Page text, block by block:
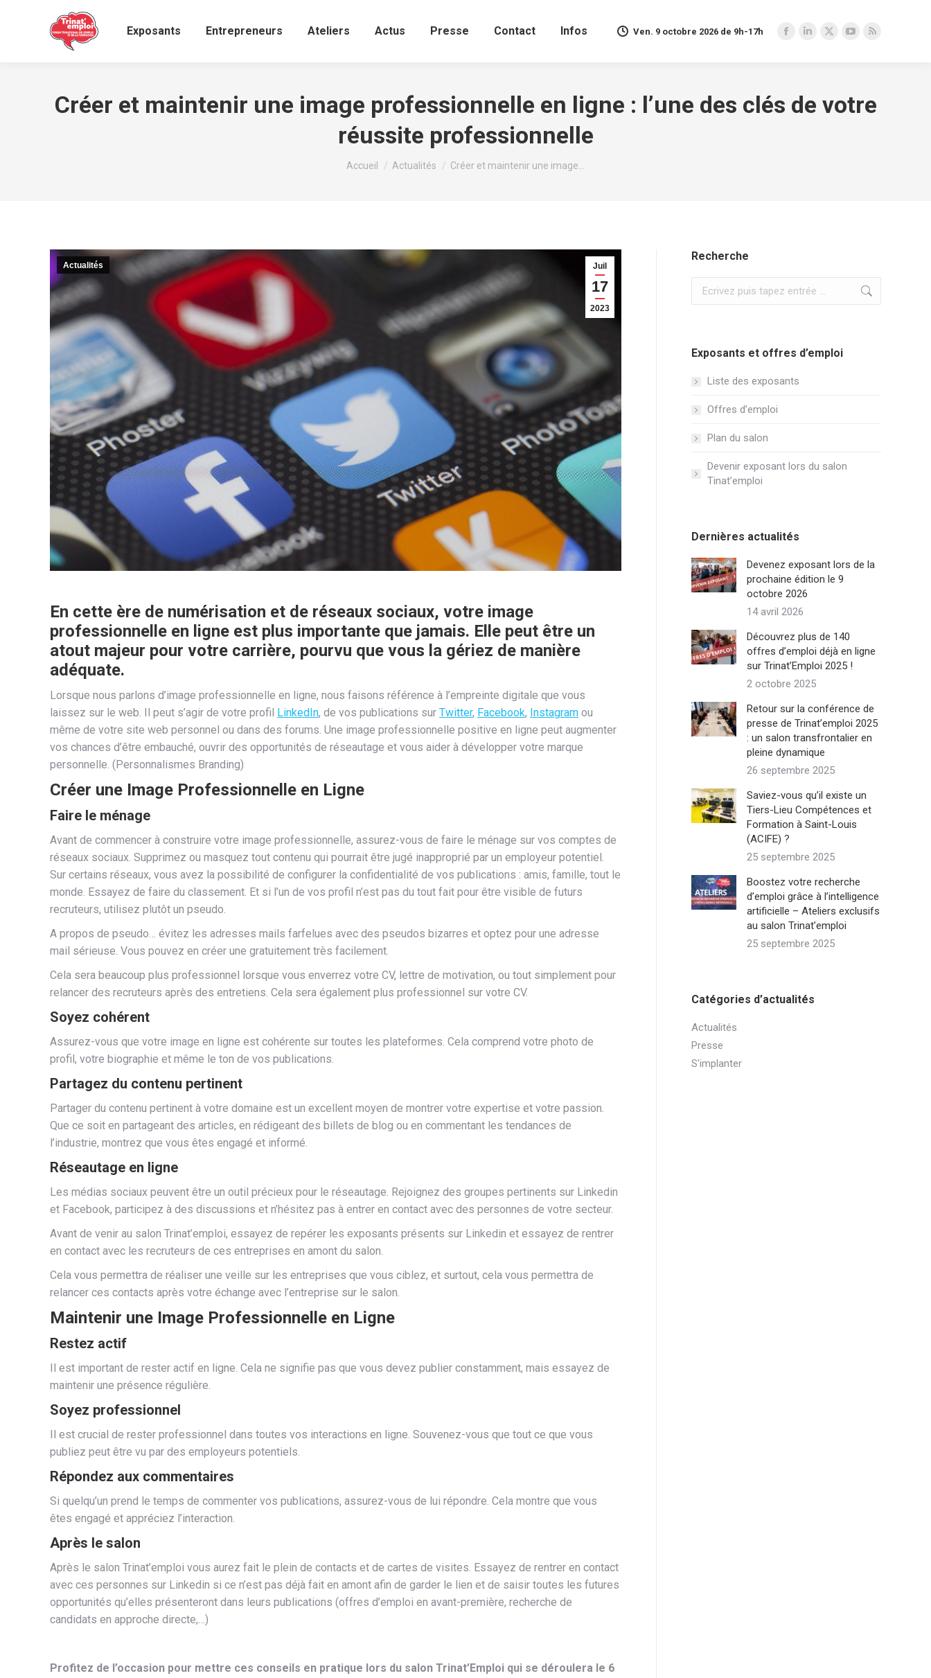
Exposants Entrepreneurs Ateliers Actus Presse Contact Infos Ven. 9 octobre 2026 de 9h-17h
Facebook
new
LinkedIn
new
X
new
YouTube
new
RSS
new
Créer et maintenir une image professionnelle en ligne : l’une des clés de votre
réussite professionnelle
Vous êtes ici :
Accueil Actualités Créer et maintenir une image…
Juil
17
2023
Actualités
En cette ère de numérisation et de réseaux sociaux, votre image
professionnelle en ligne est plus importante que jamais. Elle peut être un
atout majeur pour votre carrière, pourvu que vous la gériez de manière
adéquate.
Lorsque nous parlons d’image professionnelle en ligne, nous faisons référence à l’empreinte digitale que vous
laissez sur le web. Il peut s’agir de votre profil LinkedIn, de vos publications sur Twitter, Facebook, Instagram ou
même de votre site web personnel ou dans des forums. Une image professionnelle positive en ligne peut augmenter
vos chances d’être embauché, ouvrir des opportunités de réseautage et vous aider à développer votre marque
personnelle. (Personnalismes Branding)
Créer une Image Professionnelle en Ligne
Faire le ménage
Avant de commencer à construire votre image professionnelle, assurez-vous de faire le ménage sur vos comptes de
réseaux sociaux. Supprimez ou masquez tout contenu qui pourrait être jugé inapproprié par un employeur potentiel.
Sur certains réseaux, vous avez la possibilité de configurer la confidentialité de vos publications : amis, famille, tout le
monde. Essayez de faire du classement. Et si l’un de vos profil n’est pas du tout fait pour être visible de futurs
recruteurs, utilisez plutôt un pseudo.
A propos de pseudo… évitez les adresses mails farfelues avec des pseudos bizarres et optez pour une adresse
mail sérieuse. Vous pouvez en créer une gratuitement très facilement.
Cela sera beaucoup plus professionnel lorsque vous enverrez votre CV, lettre de motivation, ou tout simplement pour
relancer des recruteurs après des entretiens. Cela sera également plus professionnel sur votre CV.
Soyez cohérent
Assurez-vous que votre image en ligne est cohérente sur toutes les plateformes. Cela comprend votre photo de
profil, votre biographie et même le ton de vos publications.
Partagez du contenu pertinent
Partager du contenu pertinent à votre domaine est un excellent moyen de montrer votre expertise et votre passion.
Que ce soit en partageant des articles, en rédigeant des billets de blog ou en commentant les tendances de
l’industrie, montrez que vous êtes engagé et informé.
Réseautage en ligne
Les médias sociaux peuvent être un outil précieux pour le réseautage. Rejoignez des groupes pertinents sur Linkedin
et Facebook, participez à des discussions et n’hésitez pas à entrer en contact avec des personnes de votre secteur.
Avant de venir au salon Trinat’emploi, essayez de repérer les exposants présents sur Linkedin et essayez de rentrer
en contact avec les recruteurs de ces entreprises en amont du salon.
Cela vous permettra de réaliser une veille sur les entreprises que vous ciblez, et surtout, cela vous permettra de
relancer ces contacts après votre échange avec l’entreprise sur le salon.
Maintenir une Image Professionnelle en Ligne
Restez actif
Il est important de rester actif en ligne. Cela ne signifie pas que vous devez publier constamment, mais essayez de
maintenir une présence régulière.
Soyez professionnel
Il est crucial de rester professionnel dans toutes vos interactions en ligne. Souvenez-vous que tout ce que vous
publiez peut être vu par des employeurs potentiels.
Répondez aux commentaires
Si quelqu’un prend le temps de commenter vos publications, assurez-vous de lui répondre. Cela montre que vous
êtes engagé et appréciez l’interaction.
Après le salon
Après le salon Trinat’emploi vous aurez fait le plein de contacts et de cartes de visites. Essayez de rentrer en contact
avec ces personnes sur Linkedin si ce n’est pas déjà fait en amont afin de garder le lien et de saisir toutes les futures
opportunités qu’elles présenteront dans leurs publications (offres d’emploi en avant-première, recherche de
candidats en approche directe,…)
Profitez de l’occasion pour mettre ces conseils en pratique lors du salon Trinat’Emploi qui se déroulera le 6
Recherche
Exposants et offres d’emploi
Liste des exposants
Offres d’emploi
Plan du salon
Devenir exposant lors du salon
Tinat’emploi
Dernières actualités
Devenez exposant lors de la
prochaine édition le 9
octobre 2026
14 avril 2026
Découvrez plus de 140
offres d’emploi déjà en ligne
sur Trinat’Emploi 2025 !
2 octobre 2025
Retour sur la conférence de
presse de Trinat’emploi 2025
: un salon transfrontalier en
pleine dynamique
26 septembre 2025
Saviez-vous qu’il existe un
Tiers-Lieu Compétences et
Formation à Saint-Louis
(ACIFE) ?
25 septembre 2025
Boostez votre recherche
d’emploi grâce à l’intelligence
artificielle – Ateliers exclusifs
au salon Trinat’emploi
25 septembre 2025
Catégories d’actualités
Actualités
Presse
S'implanter